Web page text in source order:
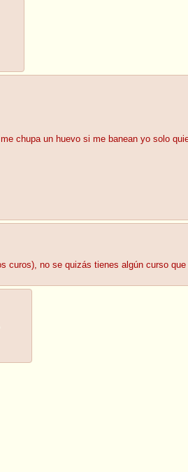
chupa un huevo si me banean yo solo
curos), no se quizás tienes algún curso